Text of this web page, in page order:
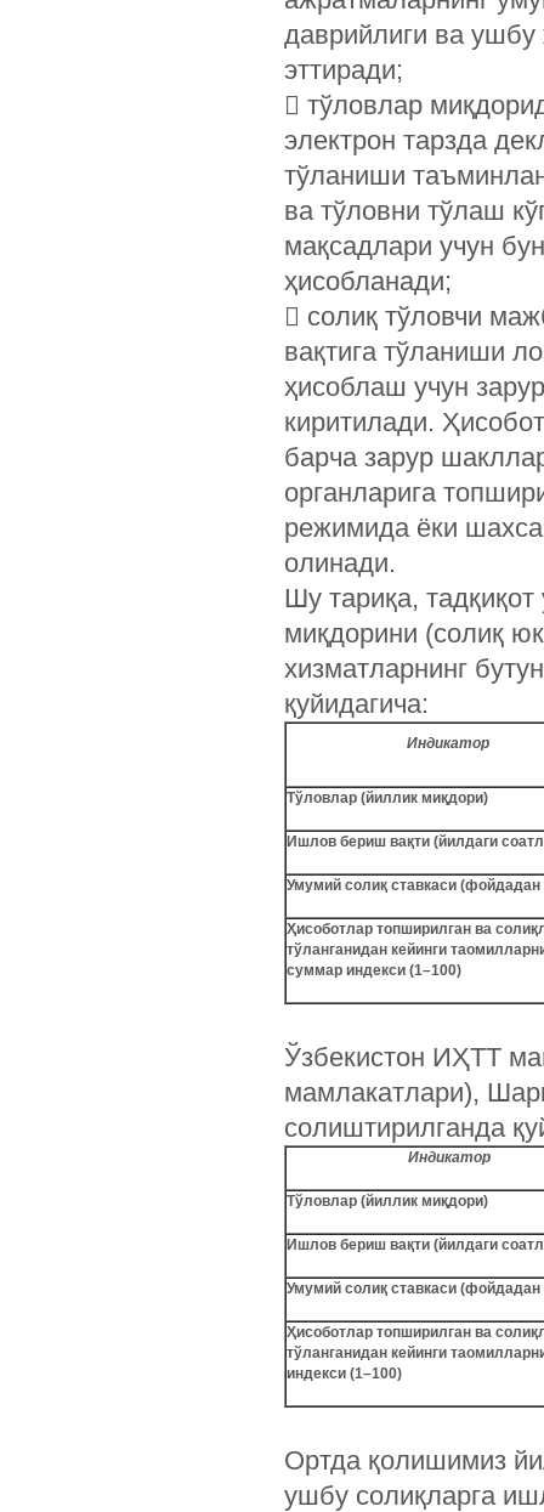
даврийлиги ва ушбу
эттиради;
 тўловлар
электрон тарзда
тўланиши
ва тўловни тўлаш
мақсадлари учун
ҳисобланади;
 солиқ тўловчи
вақтига тўланиши
ҳисоблаш учун
киритилади.
барча зарур
органларига
режимида ёки
олинади.
Шу тариқа,
миқдорини (солиқ
хизматларнинг
қуйидагича:
Индикатор
Тўловлар (йиллик миқдори)
Ишлов бериш вақти (йилдаги
Умумий солиқ ставкаси (фойдадан
Ҳисоботлар топширилган ва
тўланганидан кейинги
суммар индекси (1–100)
Ўзбекистон ИҲТТ
мамлакатлари),
солиштирилганда
Индикатор
Тўловлар (йиллик миқдори)
Ишлов бериш вақти (йилдаги
Умумий солиқ ставкаси (фойдадан
Ҳисоботлар топширилган ва
тўланганидан кейинги
индекси (1–100)
Ортда қолишимиз
ушбу солиқларга